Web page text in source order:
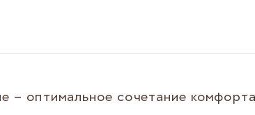
– оптимальное сочетание